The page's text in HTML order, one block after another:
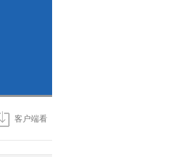
客户端看